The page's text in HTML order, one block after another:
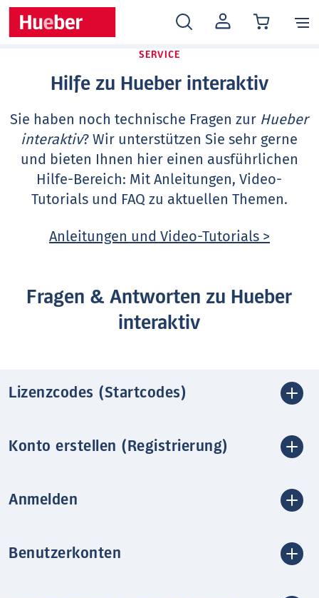
MEIN
KONTO
SERVICE
Hilfe zu Hueber interaktiv
Sie haben noch technische Fragen zur Hueber
interaktiv? Wir unterstützen Sie sehr gerne
und bieten Ihnen hier einen ausführlichen
Hilfe-Bereich: Mit Anleitungen, Video-
Tutorials und FAQ zu aktuellen Themen.
Anleitungen und Video-Tutorials >
Fragen & Antworten zu Hueber
interaktiv
Lizenzcodes (Startcodes)
Konto erstellen (Registrierung)
Anmelden
Benutzerkonten